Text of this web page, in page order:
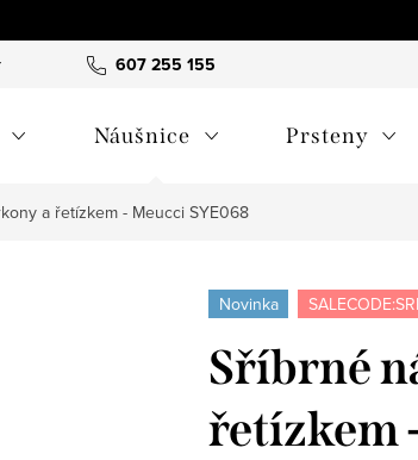
607 255 155
značky Hodnocení obchodu
Náušnice Prsteny
a řetízkem - Meucci SYE068
Novinka
Sříbrné
řetízkem